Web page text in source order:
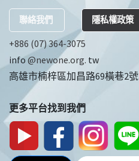
聯絡我們 隱私權政策
+886 (07) 364-3075
info @newone.org. tw
高雄市楠梓區加昌路69橫巷2號
更多平台找到我們